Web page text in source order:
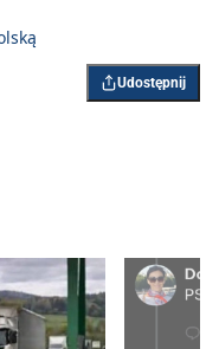
Udostępnij